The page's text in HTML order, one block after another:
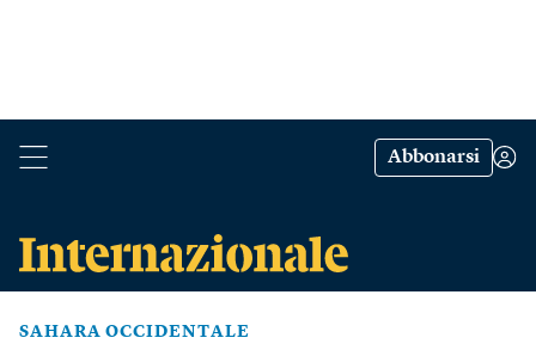
Abbonarsi
SAHARA OCCIDENTALE